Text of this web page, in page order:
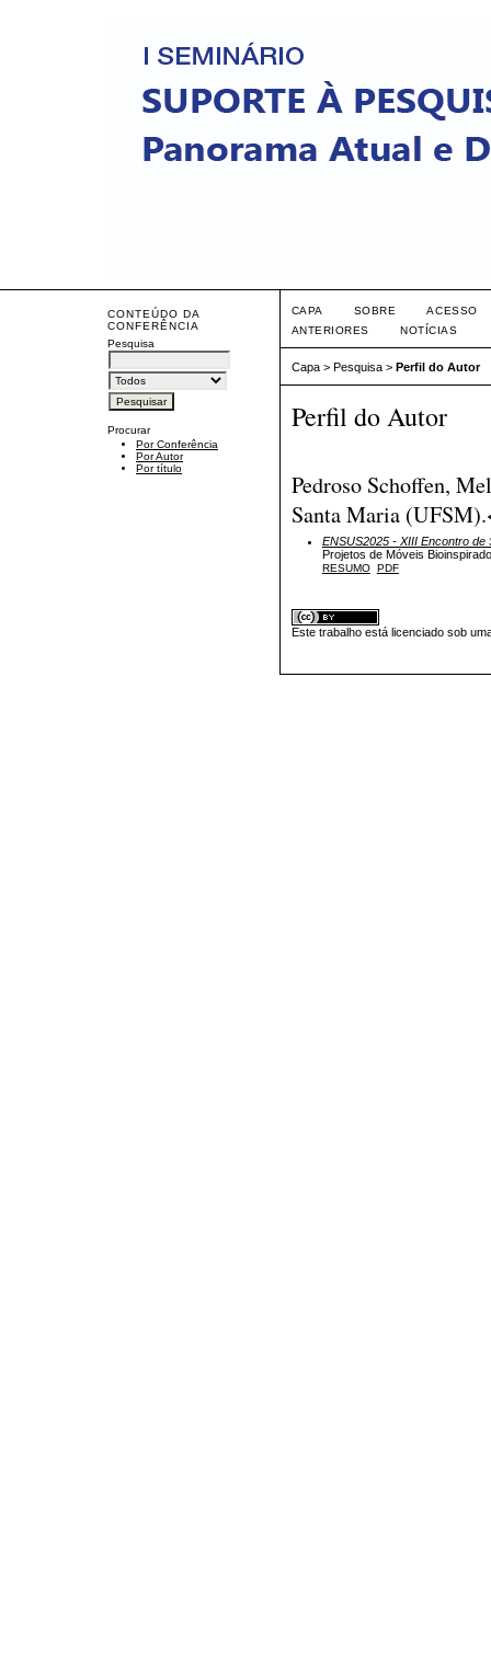
CONTEÚDO DA
CONFERÊNCIA
Pesquisa
Procurar
Por Conferência
Por Autor
Por título
CAPA SOBRE
ACESSO
ANTERIORES
NOTÍCIAS
Capa> Pesquisa> Perfil do Autor
Perfil do Autor
Pedroso Schoffen,
Santa Maria
ENSUS2025 - XIII Encontro de
Projetos de Móveis
RESUMO PDF
Este trabalho está licenciado sob